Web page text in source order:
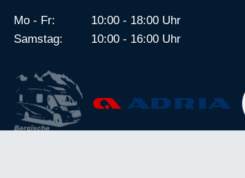
Mo - Fr:
10:00 - 18:00 Uhr
Samstag:
10:00 - 16:00 Uhr